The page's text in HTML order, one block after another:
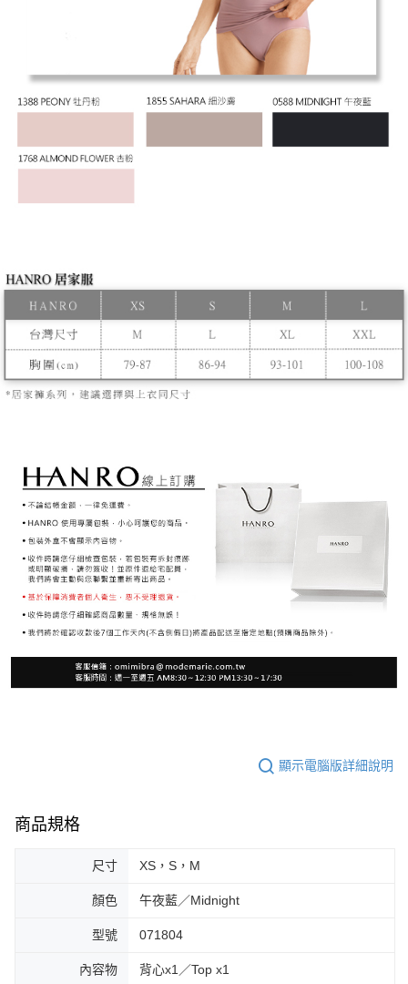
顯示電腦版詳細說明
商品規格
尺寸 XS，S，M
顏色 午夜藍／Midnight
型號 071804
內容物 背心x1／Top x1